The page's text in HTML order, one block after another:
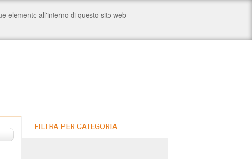
FILTRA PER CATEGORIA